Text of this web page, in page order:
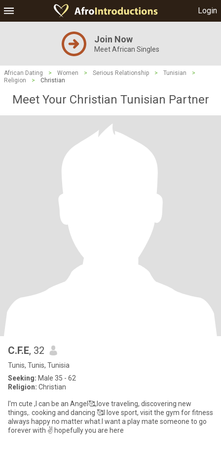
Login
Join Now
Meet African Singles
African Dating > Women > Serious Relationship > Tunisian
>
Religion
> Christian
Meet Your Christian Tunisian Partner
C.F.E, 32
Tunis, Tunis, Tunisia
Seeking: Male 35 - 62
Religion: Christian
I'm cute ,I can be an Angel🥰,love traveling, discovering new
things,. cooking and dancing 🥰I love sport, visit the gym for fitness
always happy no matter what.I want a play mate someone to go
forever with ✌️ hopefully you are here